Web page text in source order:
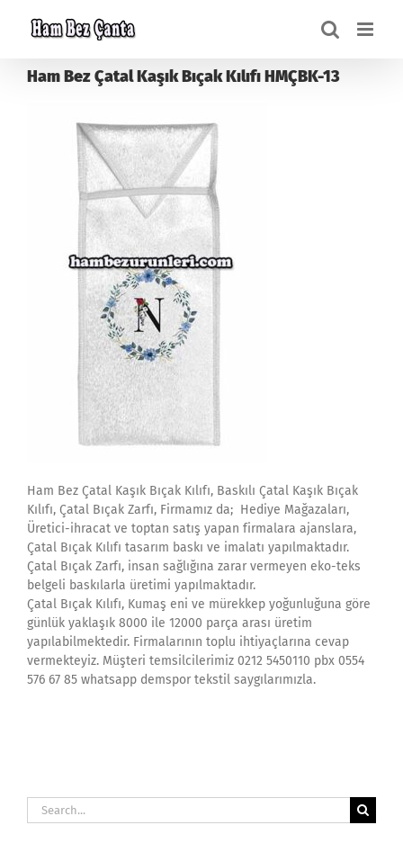
Ham Bez Çatal Kaşık Bıçak Kılıfı HMÇBK-13
Ham Bez Çatal Kaşık Bıçak Kılıfı, Baskılı Çatal Kaşık Bıçak
Kılıfı, Çatal Bıçak Zarfı, Firmamız da; Hediye Mağazaları,
Üretici-ihracat ve toptan satış yapan firmalara ajanslara,
Çatal Bıçak Kılıfı tasarım baskı ve imalatı yapılmaktadır.
Çatal Bıçak Zarfı, insan sağlığına zarar vermeyen eko-teks
belgeli baskılarla üretimi yapılmaktadır.
Çatal Bıçak Kılıfı, Kumaş eni ve mürekkep yoğunluğuna göre
günlük yaklaşık 8000 ile 12000 parça arası üretim
yapılabilmektedir. Firmalarının toplu ihtiyaçlarına cevap
vermekteyiz. Müşteri temsilcilerimiz 0212 5450110 pbx 0554
576 67 85 whatsapp demspor tekstil saygılarımızla.
Search
for: